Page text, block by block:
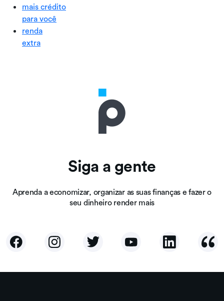
mais crédito
para você
renda
extra
Siga a gente
Aprenda a economizar, organizar as suas finanças e fazer o
seu dinheiro render mais